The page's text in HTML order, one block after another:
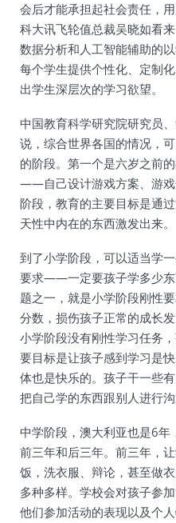
会后才能承担起社会责任，
科大讯飞轮值总裁吴晓如看
数据分析和人工智能辅助的
每个学生提供个性化、定制
出学生深层次的学习欲望。
中国教育科学研究院研究员
说，综合世界各国的情况，
的阶段。第一个是六岁之前
——自己设计游戏方案、游戏
阶段，教育的主要目标是通
天性中内在的东西激发出来。
到了小学阶段，可以适当学
要求——一定要孩子学多少东
题之一，就是小学阶段刚性
分数，损伤孩子正常的成长
小学阶段没有刚性学习任务
要目标是让孩子感到学习是
体也是快乐的。孩子干一些
把自己学的东西跟别人进行
中学阶段，澳大利亚也是6年
前三年和后三年。前三年，
饭，洗衣服、辩论，甚至做
多种多样。学校会对孩子参
他们参加活动的表现以及个